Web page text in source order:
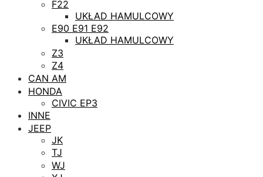
F22
UKŁAD HAMULCOWY
E90 E91 E92
UKŁAD HAMULCOWY
Z3
Z4
CAN AM
HONDA
CIVIC EP3
INNE
JEEP
JK
TJ
WJ